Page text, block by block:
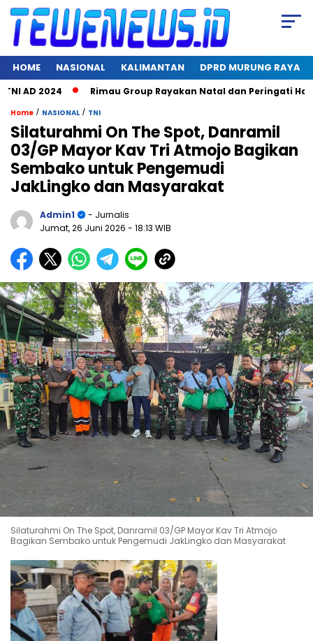
HOME NASIONAL KALIMANTAN DPRD MURUNG RAYA
2024 Rimau Group Rayakan Natal dan Peringati Hari Jadi
Home / NASIONAL / TNI
Silaturahmi On The Spot, Danramil
03/GP Mayor Kav Tri Atmojo Bagikan
Sembako untuk Pengemudi
JakLingko dan Masyarakat
Admin1
- Jurnalis
Jumat, 26 Juni 2026 - 18:13 WIB
Silaturahmi On The Spot, Danramil 03/GP Mayor Kav Tri Atmojo
Bagikan Sembako untuk Pengemudi JakLingko dan Masyarakat